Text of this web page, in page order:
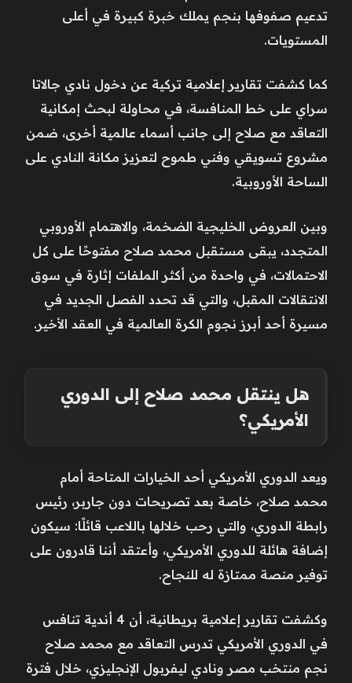
تدعيم صفوفها بنجم يملك خبرة كبيرة في أعلى
المستويات.
كما كشفت تقارير إعلامية تركية عن دخول نادي جالاتا
سراي على خط المنافسة، في محاولة لبحث إمكانية
التعاقد مع صلاح إلى جانب أسماء عالمية أخرى، ضمن
مشروع تسويقي وفني طموح لتعزيز مكانة النادي على
الساحة الأوروبية.
وبين العروض الخليجية الضخمة، والاهتمام الأوروبي
المتجدد، يبقى مستقبل محمد صلاح مفتوحًا على كل
الاحتمالات، في واحدة من أكثر الملفات إثارة في سوق
الانتقالات المقبل، والتي قد تحدد الفصل الجديد في
مسيرة أحد أبرز نجوم الكرة العالمية في العقد الأخير.
هل ينتقل محمد صلاح إلى الدوري
الأمريكي؟
ويعد الدوري الأمريكي أحد الخيارات المتاحة أمام
محمد صلاح، خاصة بعد تصريحات دون جاربر، رئيس
رابطة الدوري، والتي رحب خلالها باللاعب قائلًا: سيكون
إضافة هائلة للدوري الأمريكي، وأعتقد أننا قادرون على
توفير منصة ممتازة له للنجاح.
وكشفت تقارير إعلامية بريطانية، أن 4 أندية تنافس
في الدوري الأمريكي تدرس التعاقد مع محمد صلاح
نجم منتخب مصر ونادي ليفربول الإنجليزي، خلال فترة